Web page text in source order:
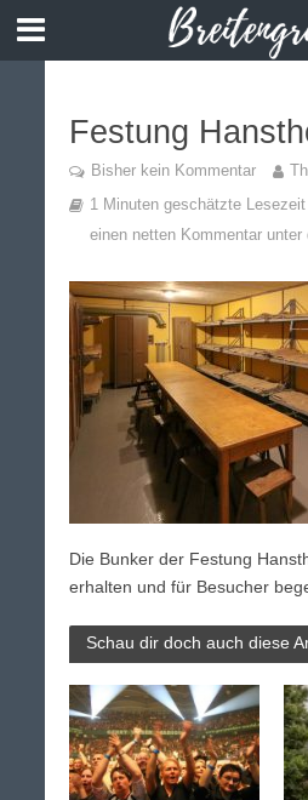
Festung
Bisher kein Kommentar
1 Minuten geschätzte
einen netten Kommentar unter
Die Bunker der Festung
erhalten und für Besucher
Schau dir doch auch diese